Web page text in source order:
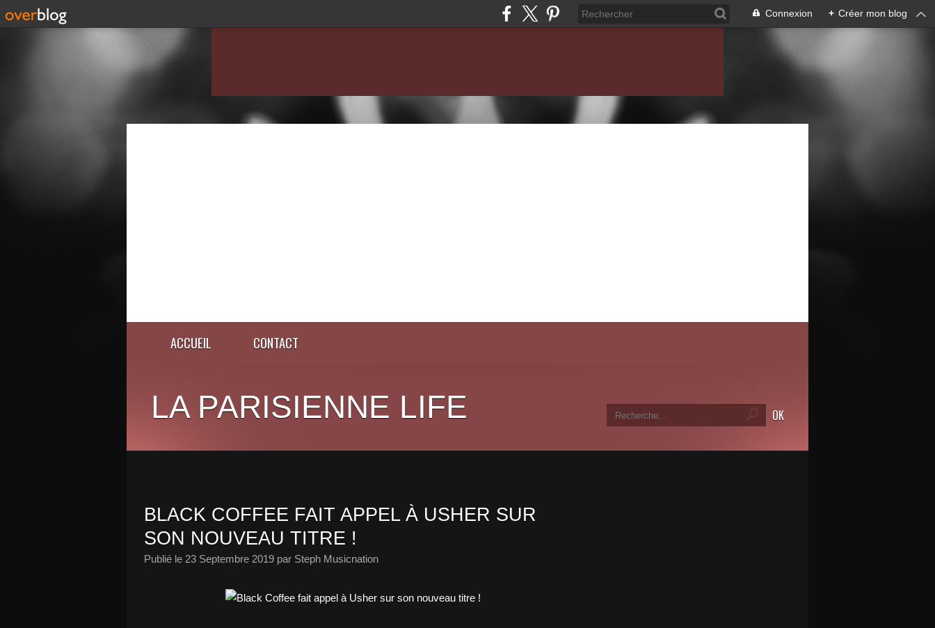
Connexion + Créer mon blog
ACCUEIL CONTACT
LA PARISIENNE LIFE
BLACK COFFEE FAIT APPEL À USHER SUR
SON NOUVEAU TITRE !
Publié le 23 Septembre 2019 par Steph Musicnation